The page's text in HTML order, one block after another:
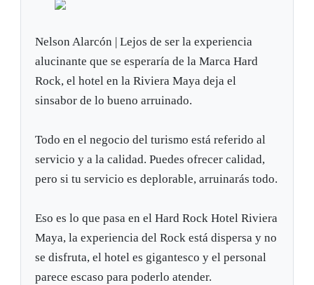
Nelson Alarcón | Lejos de ser la experiencia
alucinante que se esperaría de la Marca Hard
Rock, el hotel en la Riviera Maya deja el
sinsabor de lo bueno arruinado.
Todo en el negocio del turismo está referido al
servicio y a la calidad. Puedes ofrecer calidad,
pero si tu servicio es deplorable, arruinarás todo.
Eso es lo que pasa en el Hard Rock Hotel Riviera
Maya, la experiencia del Rock está dispersa y no
se disfruta, el hotel es gigantesco y el personal
parece escaso para poderlo atender.